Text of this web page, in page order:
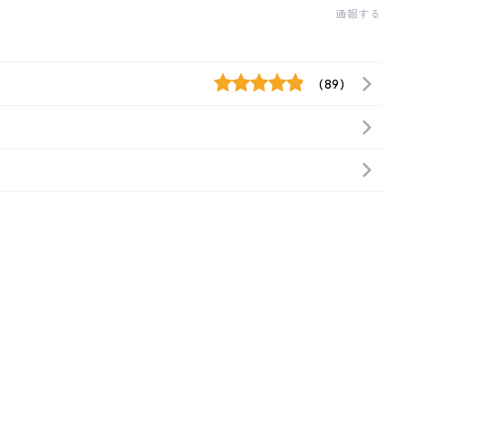
通報する
(89)